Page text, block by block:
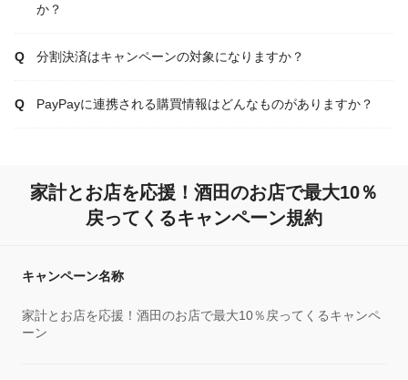
か？
分割決済はキャンペーンの対象になりますか？
PayPayに連携される購買情報はどんなものがありますか？
家計とお店を応援！酒田のお店で最大10％
戻ってくるキャンペーン規約
キャンペーン名称
家計とお店を応援！酒田のお店で最大10％戻ってくるキャンペ
ーン